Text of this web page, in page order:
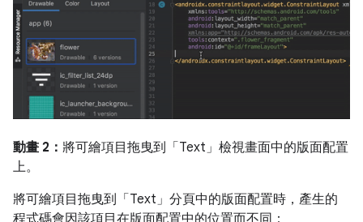
動畫 2： 將可繪項目拖曳到「Text」 檢視畫面中的版面配置
上。
將可繪項目拖曳到「Text」 分頁中的版面配置時，產生的
程式碼會因該項目在版面配置中的位置而不同：